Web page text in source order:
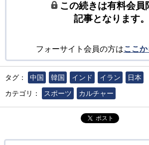
この続きは有料会員
記事となります。
フォーサイト会員の方はここ
タグ： 中国 韓国 インド イラン
日本
カテゴリ：
スポーツ カルチャー
ポスト